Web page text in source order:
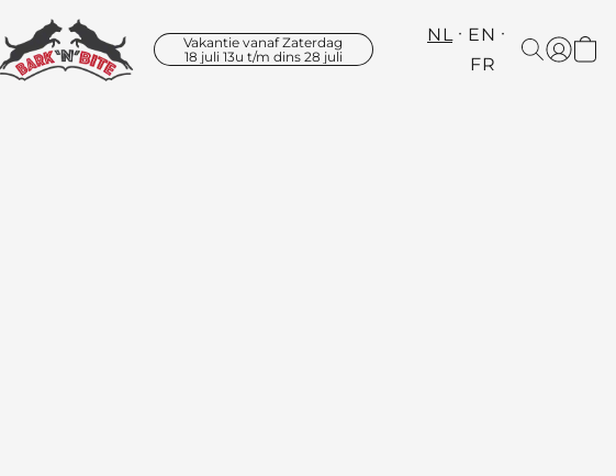
Vakantie vanaf Zaterdag
18 juli 13u t/m dins 28 juli
NL
EN
FR